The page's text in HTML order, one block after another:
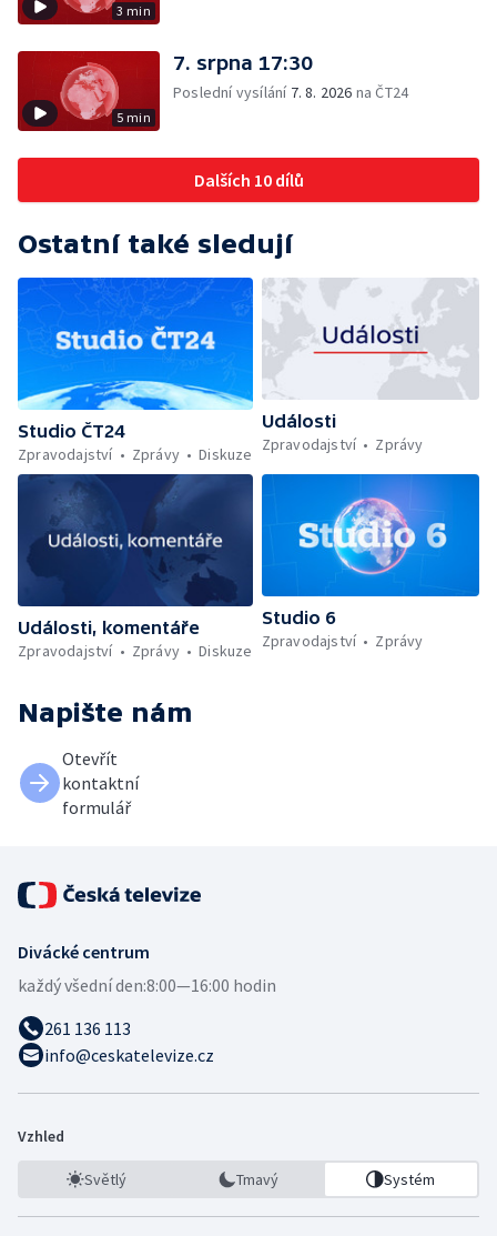
3 min
5 min
7. srpna 17:30
Poslední vysílání 7. 8. 2026 na ČT24
Dalších 10 dílů
Ostatní také sledují
Studio ČT24
Zpravodajství
Zprávy Diskuze
Události
Zpravodajství
Zprávy
Události, komentáře
Zpravodajství
Zprávy Diskuze
Studio 6
Zpravodajství
Zprávy
Napište nám
Otevřít
kontaktní
formulář
Divácké centrum
každý všední den:8:00—16:00 hodin
261 136 113
info@ceskatelevize.cz
Vzhled
Světlý Tmavý Systém